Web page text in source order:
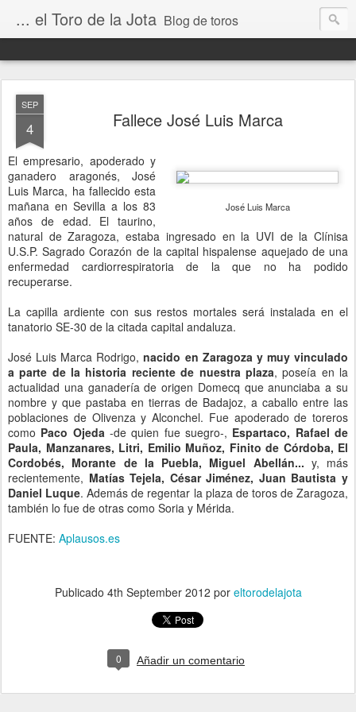
... el Toro de la Jota Blog de toros
SEP
4 Fallece José Luis Marca
José Luis Marca
El empresario, apoderado y
ganadero aragonés, José
Luis Marca, ha fallecido esta
mañana en Sevilla a los 83
años de edad. El taurino,
natural de Zaragoza, estaba ingresado en la UVI de la Clínisa
U.S.P. Sagrado Corazón de la capital hispalense aquejado de una
enfermedad cardiorrespiratoria de la que no ha podido
recuperarse.
La capilla ardiente con sus restos mortales será instalada en el
tanatorio SE-30 de la citada capital andaluza.
José Luis Marca Rodrigo,nacido en Zaragoza y muy vinculado
a parte de la historia reciente de nuestra plaza, poseía en la
actualidad una ganadería de origen Domecq que anunciaba a su
nombre y que pastaba en tierras de Badajoz, a caballo entre las
poblaciones de Olivenza y Alconchel. Fue apoderado de toreros
como Paco Ojeda-de quien fue suegro-, Espartaco, Rafael de
Paula, Manzanares, Litri, Emilio Muñoz, Finito de Córdoba, El
Cordobés, Morante de la Puebla, Miguel Abellán... y, más
recientemente, Matías Tejela, César Jiménez, Juan Bautista y
Daniel Luque. Además de regentar la plaza de toros de Zaragoza,
también lo fue de otras como Soria y Mérida.
FUENTE: Aplausos.es
Publicado 4th September 2012 por eltorodelajota
0 Añadir un comentario